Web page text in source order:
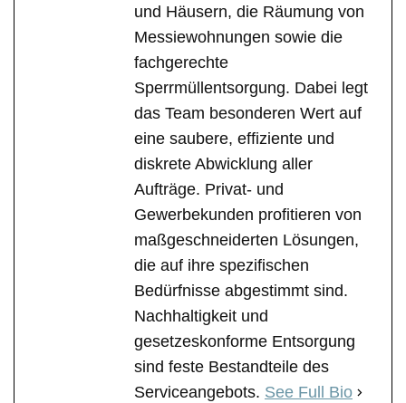
und Häusern, die Räumung von
Messiewohnungen sowie die
fachgerechte
Sperrmüllentsorgung. Dabei legt
das Team besonderen Wert auf
eine saubere, effiziente und
diskrete Abwicklung aller
Aufträge. Privat- und
Gewerbekunden profitieren von
maßgeschneiderten Lösungen,
die auf ihre spezifischen
Bedürfnisse abgestimmt sind.
Nachhaltigkeit und
gesetzeskonforme Entsorgung
sind feste Bestandteile des
Serviceangebots. See Full Bio